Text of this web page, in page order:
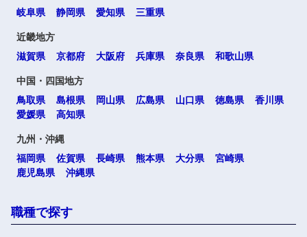
岐阜県
静岡県 愛知県 三重県
近畿地方
滋賀県
京都府 大阪府 兵庫県 奈良県 和歌山県
中国・四国地方
鳥取県
島根県 岡山県 広島県 山口県 徳島県
香川県
愛媛県
高知県
九州・沖縄
福岡県
佐賀県 長崎県 熊本県 大分県
宮崎県
鹿児島県
沖縄県
職種で探す